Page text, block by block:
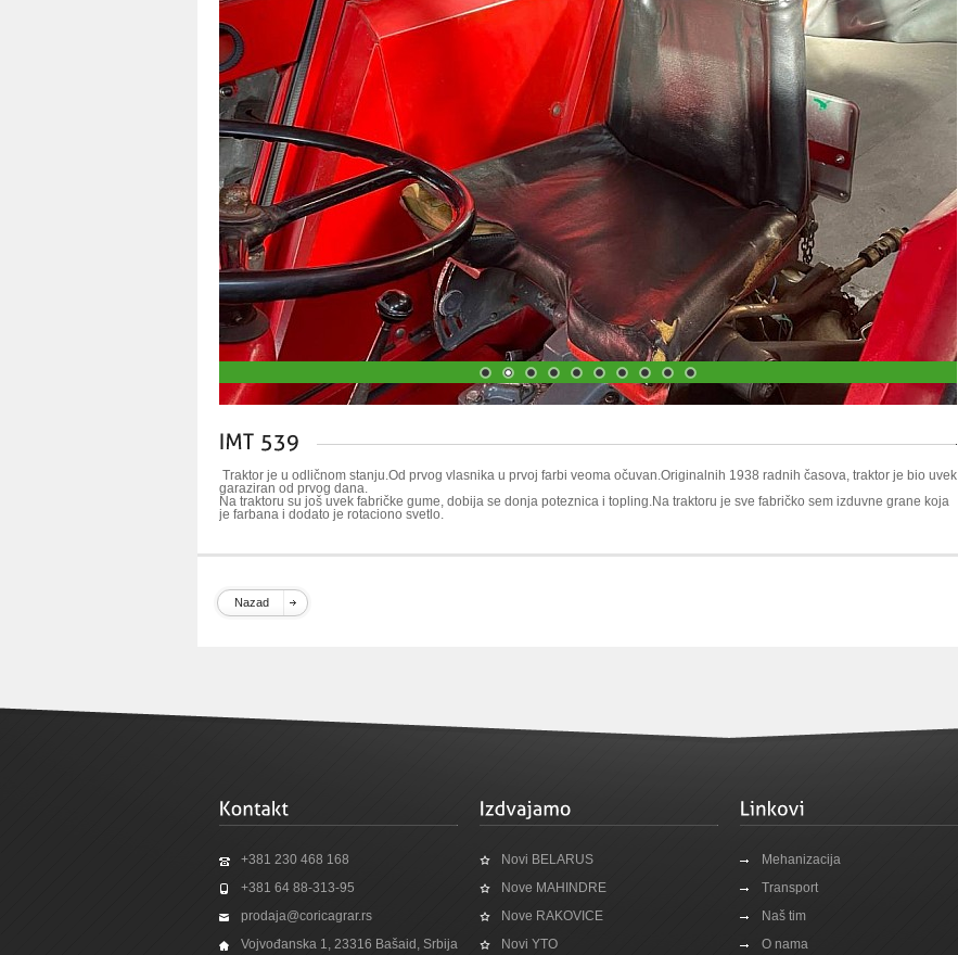
Traktor je u odličnom stanju.Od prvog vlasnika u prvoj farbi veoma očuvan.Originalnih 1938 radnih časova, traktor je bio uvek
garaziran od prvog dana.
Na traktoru su još uvek fabričke gume, dobija se donja poteznica i topling.Na traktoru je sve fabričko sem izduvne grane koja
je farbana i dodato je rotaciono svetlo.
Nazad
+381 230 468 168
+381 64 88-313-95
prodaja@coricagrar.rs
Vojvođanska 1, 23316 Bašaid, Srbija
Novi BELARUS
Nove MAHINDRE
Nove RAKOVICE
Novi YTO
Mehanizacija
Transport
Naš tim
O nama